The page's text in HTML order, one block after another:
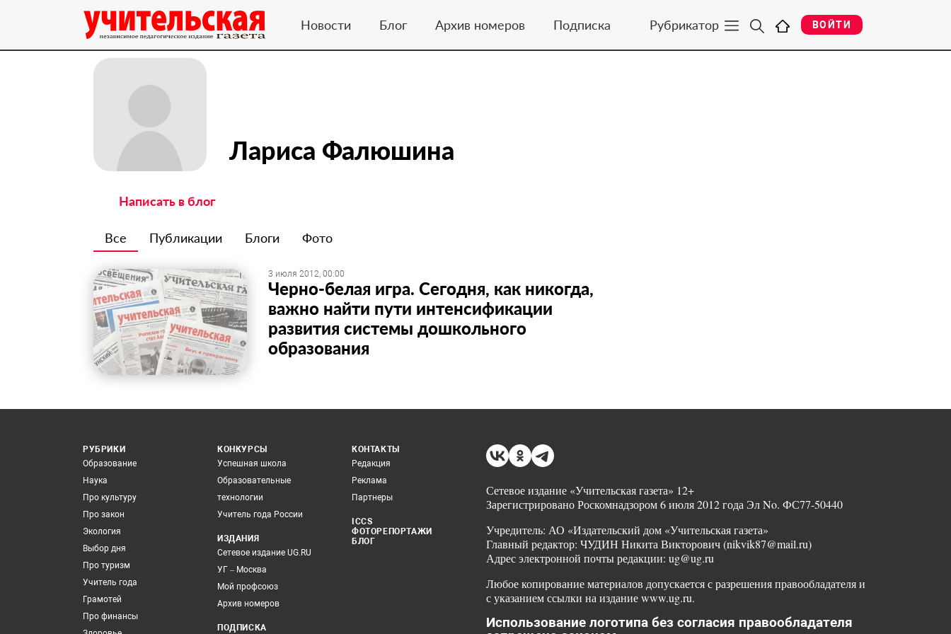
Новости Блог Архив номеров Подписка Рубрикатор ВОЙТИ
Лариса Фалюшина
Написать в блог
Все Публикации Блоги Фото
3 июля 2012, 00:00
Черно-белая игра. Сегодня, как никогда,
важно найти пути интенсификации
развития системы дошкольного
образования
РУБРИКИ
Образование
Наука
Про культуру
Про закон
Экология
Выбор дня
Про туризм
Учитель года
Грамотей
Про финансы
КОНКУРСЫ
Успешная школа
Образовательные
технологии
Учитель года России
ИЗДАНИЯ
Сетевое издание UG.RU
УГ – Москва
Мой профсоюз
Архив номеров
ПОДПИСКА
КОНТАКТЫ
Редакция
Реклама
Партнеры
ICCS
ФОТОРЕПОРТАЖИ
БЛОГ
Сетевое издание «Учительская газета» 12+
Зарегистрировано Роскомнадзором 6 июля 2012 года Эл No. ФС77-50440
Учредитель: АО «Издательский дом «Учительская газета»
Главный редактор: ЧУДИН Никита Викторович (nikvik87@mail.ru)
Адрес электронной почты редакции: ug@ug.ru
Любое копирование материалов допускается с разрешения правообладателя и
с указанием ссылки на издание www.ug.ru.
Использование логотипа без согласия правообладателя